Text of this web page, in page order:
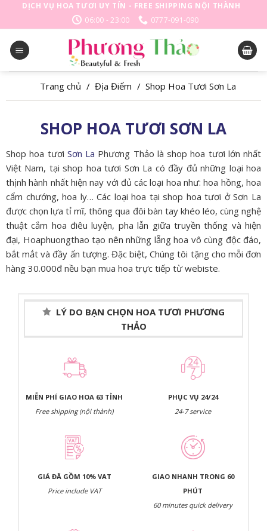
DỊCH VỤ HOA TƯƠI UY TÍN - FREE SHIPPING NỘI THÀNH
06:00 - 23:00
0777-091-090
Trang chủ / Địa Điểm / Shop Hoa Tươi Sơn La
SHOP HOA TƯƠI SƠN LA
Shop hoa tươi Sơn La Phương Thảo là shop hoa tươi lớn nhất
Việt Nam, tại shop hoa tươi Sơn La có đầy đủ những loại hoa
thịnh hành nhất hiện nay với đủ các loại hoa như: hoa hồng, hoa
cẩm chướng, hoa ly… Các loại hoa tại shop hoa tươi ở Sơn La
được chọn lựa tỉ mĩ, thông qua đôi bàn tay khéo léo, cùng nghệ
thuật cắm hoa điêu luyện, pha lẫn giữa truyền thống và hiện
đại, Hoaphuongthao tạo nên những lẵng hoa vô cùng độc đáo,
bắt mắt và đầy ấn tượng. Đặc biệt, Chúng tôi tặng cho mỗi đơn
hàng 30.000đ nều bạn mua hoa trực tiếp từ webiste.
LÝ DO BẠN CHỌN HOA TƯƠI PHƯƠNG
THẢO
MIỄN PHÍ GIAO HOA 63 TỈNH
Free shipping (nội thành)
PHỤC VỤ 24/24
24-7 service
GIÁ ĐÃ GỒM 10% VAT
Price include VAT
GIAO NHANH TRONG 60
PHÚT
60 minutes quick delivery